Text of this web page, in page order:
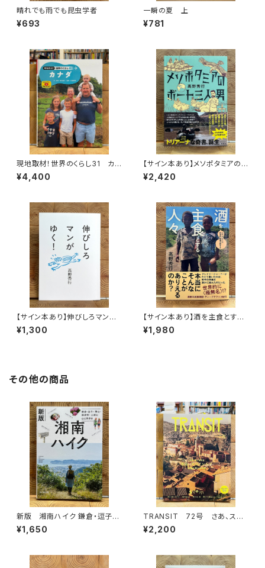
晴れでも雨でも昆虫学者
¥693
一瞬の夏 上
¥781
現地取材！世界のくらし31 カナ
ダ
¥4,400
【サイン本あり】メソポタミアの
ボート三人男
¥2,420
【サイン本あり】伸びしろマンが
ゆく！
¥1,300
【サイン本あり】酒を主食とする
人々 エチオピアの科学的秘境
を旅する
¥1,980
その他の商品
新版 湘南ハイク 鎌倉・逗子・
葉山・横須賀・三浦の山と海歩き
¥1,650
TRANSIT 72号 さあ、スペ
インへ！ 太陽と海と土の国
¥2,200